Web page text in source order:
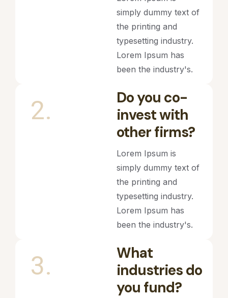
simply dummy text of
the printing and
typesetting industry.
Lorem Ipsum has
been the industry's.
2.
Do you co-
invest with
other firms?
Lorem Ipsum is
simply dummy text of
the printing and
typesetting industry.
Lorem Ipsum has
been the industry's.
3.
What
industries do
you fund?